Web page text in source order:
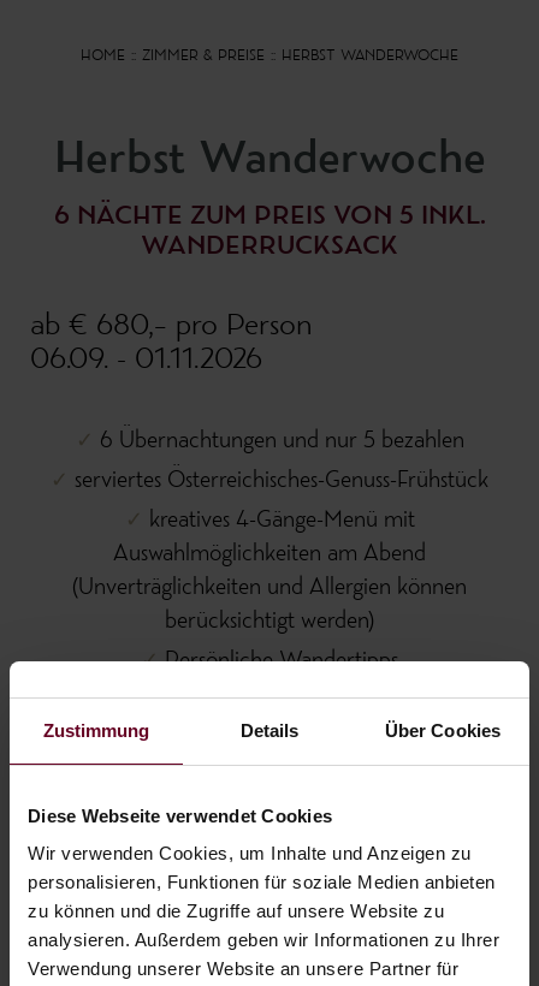
Zustimmung Details Über Cookies
Diese Webseite verwendet Cookies
Wir verwenden Cookies, um Inhalte und Anzeigen zu
personalisieren, Funktionen für soziale Medien anbieten
zu können und die Zugriffe auf unsere Website zu
analysieren. Außerdem geben wir Informationen zu Ihrer
Verwendung unserer Website an unsere Partner für
HOME ZIMMER & PREISE HERBST WANDERWOCHE
Herbst Wanderwoche
6 NÄCHTE ZUM PREIS VON 5 INKL.
WANDERRUCKSACK
ab € 680,– pro Person
06.09. - 01.11.2026
6 Übernachtungen und nur 5 bezahlen
serviertes Österreichisches-Genuss-Frühstück
kreatives 4-Gänge-Menü mit
Auswahlmöglichkeiten am Abend
(Unverträglichkeiten und Allergien können
berücksichtigt werden)
Persönliche Wandertipps
ein Wanderrucksack inklusive Wanderkarte pro
Zimmer zum mit nach Hause nehmen
Dauer Ihres Aufenthaltes
Restaurant mit Blick auf den See
freie Benutzung unseres Wellnessbereichs
Finnische Sauna
Zirben-Biosauna